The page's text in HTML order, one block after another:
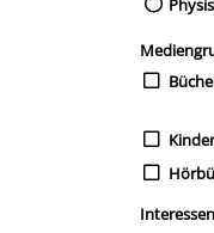
Kinder-